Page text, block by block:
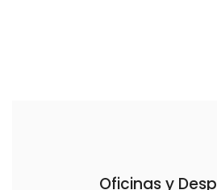
Oficinas y